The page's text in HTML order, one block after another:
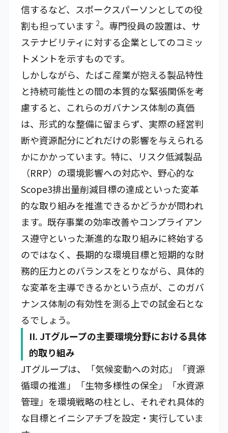
信するなど、スポークスパーソンとしての役
割も担っています 2。専門役員の設置は、サ
ステナビリティに対する企業としてのコミッ
トメントを示すものです。
しかしながら、たばこ産業が抱える製品特性
と持続可能性との間の本質的な緊張関係を考
慮すると、これらのガバナンス体制の真価
は、形式的な整備に留まらず、実際の経営判
断や資源配分にどれだけの影響を与えられる
かにかかっています。特に、リスク低減製品
（RRP）の環境影響への対応や、野心的な
Scope3排出量削減目標の達成といった変革
的な取り組みを推進できるかどうかが問われ
ます。既存事業の効率改善やコンプライアン
ス遵守といった漸進的な取り組みに終始する
のではなく、長期的な環境目標と短期的な財
務的圧力とのバランスをとりながら、具体的
な変革を主導できるかという点が、このガバ
ナンス体制の有効性を測る上での試金石とな
るでしょう。
II. JTグループの主要環境分野における具体
的取り組み
JTグループは、「気候変動への対応」「資源
循環の推進」「生物多様性の保全」「水資源
管理」を環境戦略の柱とし、それぞれ具体的
な目標とイニシアチブを設定・実行していま